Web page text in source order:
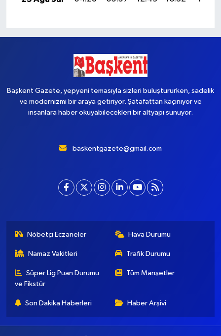
Başkent Gazete, yepyeni temasıyla sizleri buluştururken, sadelik
ve modernizmi bir araya getiriyor. Şatafattan kaçınıyor ve
insanlara haber okuyabilecekleri bir altyapı sunuyor.
baskentgazete@gmail.com
Nöbetçi Eczaneler Hava Durumu
Namaz Vakitleri Trafik Durumu
Süper Lig Puan Durumu
ve Fikstür
Tüm Manşetler
Son Dakika Haberleri Haber Arşivi